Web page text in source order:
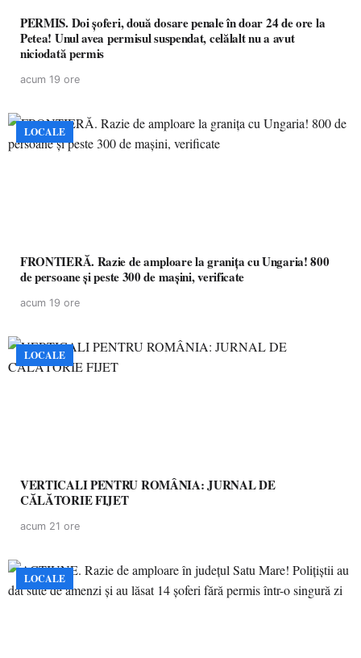
PERMIS. Doi șoferi, două dosare penale în doar 24 de ore la
Petea! Unul avea permisul suspendat, celălalt nu a avut
niciodată permis
acum 19 ore
LOCALE
FRONTIERĂ. Razie de amploare la granița cu Ungaria! 800
de persoane și peste 300 de mașini, verificate
acum 19 ore
LOCALE
VERTICALI PENTRU ROMÂNIA: JURNAL DE
CĂLĂTORIE FIJET
acum 21 ore
LOCALE